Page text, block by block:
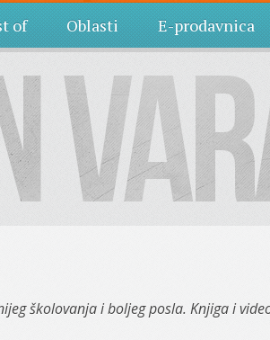
of Oblasti E-prodavnica
školovanja i boljeg posla. Knjiga i